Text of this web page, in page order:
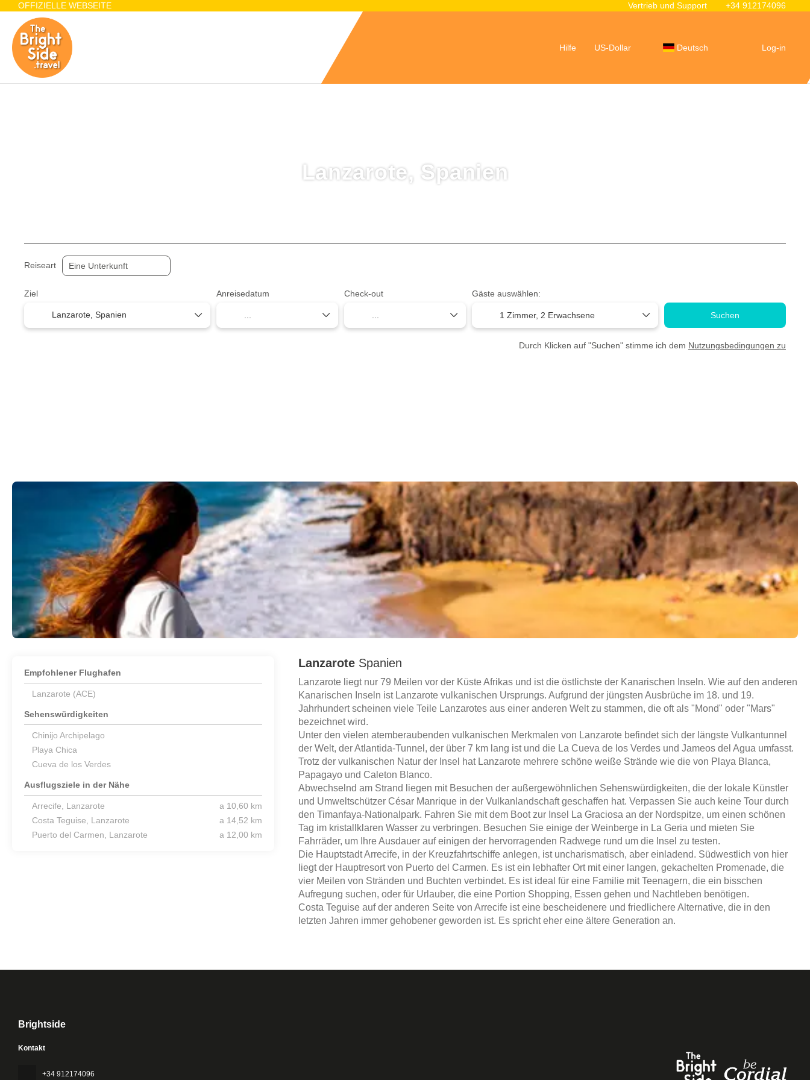
OFFIZIELLE WEBSEITE Vertrieb und Support +34 912174096
Hilfe US-Dollar Deutsch Log-in
Lanzarote, Spanien
Reiseart
Ziel Anreisedatum Check-out Gäste auswählen:
1 Zimmer, 2 Erwachsene Suchen
Durch Klicken auf "Suchen" stimme ich dem Nutzungsbedingungen zu
LanzaroteSpanien
Lanzarote liegt nur 79 Meilen vor der Küste Afrikas und ist die östlichste der Kanarischen Inseln. Wie auf den anderen
Kanarischen Inseln ist Lanzarote vulkanischen Ursprungs. Aufgrund der jüngsten Ausbrüche im 18. und 19.
Jahrhundert scheinen viele Teile Lanzarotes aus einer anderen Welt zu stammen, die oft als "Mond" oder "Mars"
bezeichnet wird.
Unter den vielen atemberaubenden vulkanischen Merkmalen von Lanzarote befindet sich der längste Vulkantunnel
der Welt, der Atlantida-Tunnel, der über 7 km lang ist und die La Cueva de los Verdes und Jameos del Agua umfasst.
Trotz der vulkanischen Natur der Insel hat Lanzarote mehrere schöne weiße Strände wie die von Playa Blanca,
Papagayo und Caleton Blanco.
Abwechselnd am Strand liegen mit Besuchen der außergewöhnlichen Sehenswürdigkeiten, die der lokale Künstler
und Umweltschützer César Manrique in der Vulkanlandschaft geschaffen hat. Verpassen Sie auch keine Tour durch
den Timanfaya-Nationalpark. Fahren Sie mit dem Boot zur Insel La Graciosa an der Nordspitze, um einen schönen
Tag im kristallklaren Wasser zu verbringen. Besuchen Sie einige der Weinberge in La Geria und mieten Sie
Fahrräder, um Ihre Ausdauer auf einigen der hervorragenden Radwege rund um die Insel zu testen.
Die Hauptstadt Arrecife, in der Kreuzfahrtschiffe anlegen, ist uncharismatisch, aber einladend. Südwestlich von hier
liegt der Hauptresort von Puerto del Carmen. Es ist ein lebhafter Ort mit einer langen, gekachelten Promenade, die
vier Meilen von Stränden und Buchten verbindet. Es ist ideal für eine Familie mit Teenagern, die ein bisschen
Aufregung suchen, oder für Urlauber, die eine Portion Shopping, Essen gehen und Nachtleben benötigen.
Costa Teguise auf der anderen Seite von Arrecife ist eine bescheidenere und friedlichere Alternative, die in den
Empfohlener Flughafen
Lanzarote (ACE)
Sehenswürdigkeiten
Chinijo Archipelago
Playa Chica
Cueva de los Verdes
Ausflugsziele in der Nähe
Arrecife, Lanzarote
a 10,60 km
Costa Teguise, Lanzarote
a 14,52 km
Puerto del Carmen, Lanzarote
a 12,00 km
Brightside
Kontakt
+34 912174096